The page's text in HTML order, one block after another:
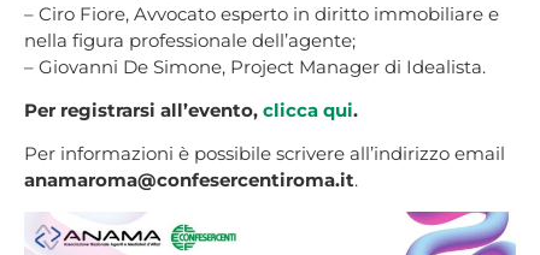
– Ciro Fiore, Avvocato esperto in diritto immobiliare e
nella figura professionale dell’agente;
– Giovanni De Simone, Project Manager di Idealista.
Per registrarsi all’evento, clicca qui.
Per informazioni è possibile scrivere all’indirizzo email
anamaroma@confesercentiroma.it.